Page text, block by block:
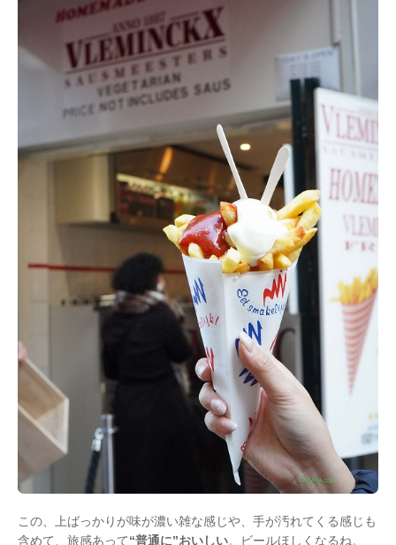
この、上ばっかりが味が濃い雑な感じや、手が汚れてくる感じも
含めて、旅感あって“普通に”おいしい。ビールほしくなるね。